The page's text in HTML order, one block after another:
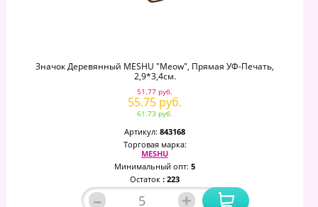
Значок Деревянный MESHU "Meow", Прямая УФ-Печать,
2,9*3,4см.
51.77 руб.
55.75 руб.
61.73 руб.
Артикул: 843168
Торговая марка:
MESHU
Минимальный опт: 5
Остаток : 223
– +